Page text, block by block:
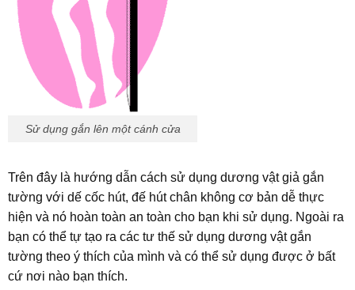
Sử dụng gắn lên một cánh cửa
Trên đây là hướng dẫn cách sử dụng dương vật giả gắn
tường với dế cốc hút, đế hút chân không cơ bản dễ thực
hiện và nó hoàn toàn an toàn cho bạn khi sử dụng. Ngoài ra
bạn có thể tự tạo ra các tư thế sử dụng dương vật gắn
tường theo ý thích của mình và có thể sử dụng được ở bất
cứ nơi nào bạn thích.